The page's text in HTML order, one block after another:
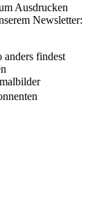
Ausdrucken
Newsletter:
findest